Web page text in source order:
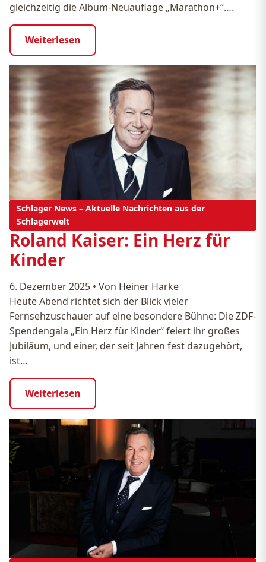
gleichzeitig die Album-Neuauflage „Marathon+“….
Weiterlesen
Schlager News – Aktuelle Nachrichten aus der
Schlagerwelt
Roland Kaiser: Ein Herz für
Kinder
6. Dezember 2025 • Von Heiner Harke
Heute Abend richtet sich der Blick vieler
Fernsehzuschauer auf eine besondere Bühne: Die ZDF-
Spendengala „Ein Herz für Kinder“ feiert ihr großes
Jubiläum, und einer, der seit Jahren fest dazugehört,
ist…
Weiterlesen